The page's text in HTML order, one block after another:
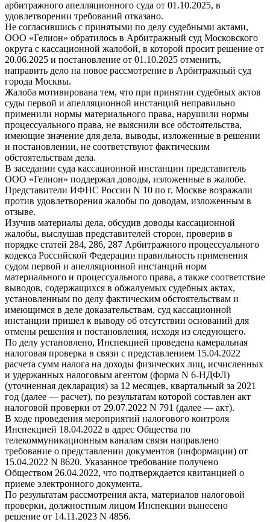
арбитражного апелляционного суда от 01.10.2025, в
удовлетворении требований отказано.
Не согласившись с принятыми по делу судебными актами,
ООО «Гелион» обратилось в Арбитражный суд Московского
округа с кассационной жалобой, в которой просит решение от
20.06.2025 и постановление от 01.10.2025 отменить,
направить дело на новое рассмотрение в Арбитражный суд
города Москвы.
Жалоба мотивирована тем, что при принятии судебных актов
суды первой и апелляционной инстанций неправильно
применили нормы материального права, нарушили нормы
процессуального права, не выяснили все обстоятельства,
имеющие значение для дела, выводы, изложенные в решении
и постановлении, не соответствуют фактическим
обстоятельствам дела.
В заседании суда кассационной инстанции представитель
ООО «Гелион» поддержал доводы, изложенные в жалобе.
Представители ИФНС России N 10 по г. Москве возражали
против удовлетворения жалобы по доводам, изложенным в
отзыве.
Изучив материалы дела, обсудив доводы кассационной
жалобы, выслушав представителей сторон, проверив в
порядке статей 284, 286, 287 Арбитражного процессуального
кодекса Российской Федерации правильность применения
судом первой и апелляционной инстанций норм
материального и процессуального права, а также соответствие
выводов, содержащихся в обжалуемых судебных актах,
установленным по делу фактическим обстоятельствам и
имеющимся в деле доказательствам, суд кассационной
инстанции пришел к выводу об отсутствии оснований для
отмены решения и постановления, исходя из следующего.
По делу установлено, Инспекцией проведена камеральная
налоговая проверка в связи с представлением 15.04.2022
расчета сумм налога на доходы физических лиц, исчисленных
и удержанных налоговым агентом (форма N 6-НДФЛ)
(уточненная декларация) за 12 месяцев, квартальный за 2021
год (далее — расчет), по результатам которой составлен акт
налоговой проверки от 29.07.2022 N 791 (далее — акт).
В ходе проведения мероприятий налогового контроля
Инспекцией 18.04.2022 в адрес Общества по
телекоммуникационным каналам связи направлено
требование о представлении документов (информации) от
15.04.2022 N 8620. Указанное требование получено
Обществом 26.04.2022, что подтверждается квитанцией о
приеме электронного документа.
По результатам рассмотрения акта, материалов налоговой
проверки, должностным лицом Инспекции вынесено
решение от 14.11.2023 N 4856.